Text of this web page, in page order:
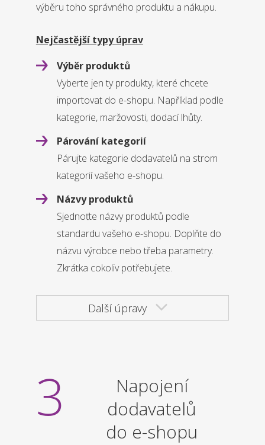
výběru toho správného produktu a nákupu.
Nejčastější typy úprav
Výběr produktů
Vyberte jen ty produkty, které chcete
importovat do e-shopu. Například podle
kategorie, maržovosti, dodací lhůty.
Párování kategorií
Párujte kategorie dodavatelů na strom
kategorií vašeho e-shopu.
Názvy produktů
Sjednoťte názvy produktů podle
standardu vašeho e-shopu. Doplňte do
názvu výrobce nebo třeba parametry.
Zkrátka cokoliv potřebujete.
Další úpravy
3
Napojení
dodavatelů
do e-shopu